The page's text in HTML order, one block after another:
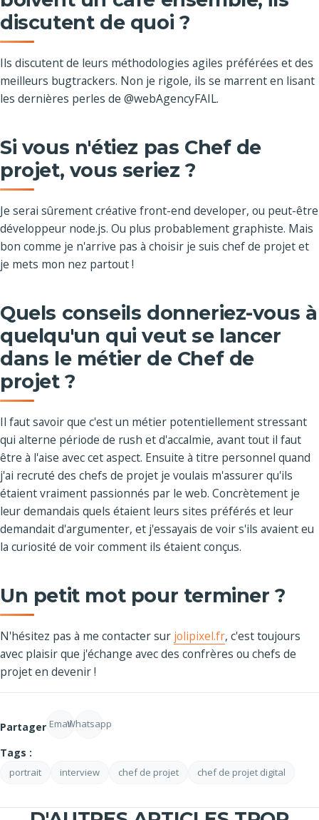
discutent de quoi ?
Ils discutent de leurs méthodologies agiles préférées et des
meilleurs bugtrackers. Non je rigole, ils se marrent en lisant
les dernières perles de @webAgencyFAIL.
Si vous n'étiez pas Chef de
projet, vous seriez ?
Je serai sûrement créative front-end developer, ou peut-être
développeur node.js. Ou plus probablement graphiste. Mais
bon comme je n'arrive pas à choisir je suis chef de projet et
je mets mon nez partout !
Quels conseils donneriez-vous à
quelqu'un qui veut se lancer
dans le métier de Chef de
projet ?
Il faut savoir que c'est un métier potentiellement stressant
qui alterne période de rush et d'accalmie, avant tout il faut
être à l'aise avec cet aspect. Ensuite à titre personnel quand
j'ai recruté des chefs de projet je voulais m'assurer qu'ils
étaient vraiment passionnés par le web. Concrètement je
leur demandais quels étaient leurs sites préférés et leur
demandait d'argumenter, et j'essayais de voir s'ils avaient eu
la curiosité de voir comment ils étaient conçus.
Un petit mot pour terminer ?
N'hésitez pas à me contacter sur jolipixel.fr, c'est toujours
avec plaisir que j'échange avec des confrères ou chefs de
projet en devenir !
Partager EmailWhatsapp
Tags :
portrait interview chef de projet chef de projet digital